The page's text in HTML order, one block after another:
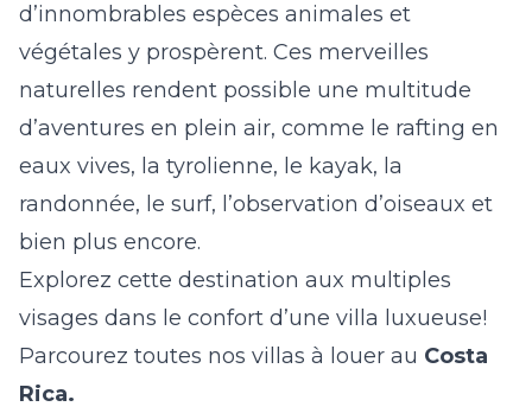
d’innombrables espèces animales et
végétales y prospèrent. Ces merveilles
naturelles rendent possible une multitude
d’aventures en plein air, comme le rafting en
eaux vives, la tyrolienne, le kayak, la
randonnée, le surf, l’observation d’oiseaux et
bien plus encore.
Explorez cette destination aux multiples
visages dans le confort d’une villa luxueuse!
Parcourez toutes nos villas à louer au Costa
Rica.